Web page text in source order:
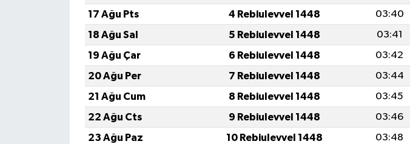
17 Ağu Pts
4 Rebiulevvel 1448 03:40
18 Ağu Sal
5 Rebiulevvel 1448 03:41
19 Ağu Çar
6 Rebiulevvel 1448 03:42
20 Ağu Per
7 Rebiulevvel 1448 03:44
21 Ağu Cum
8 Rebiulevvel 1448 03:45
22 Ağu Cts
9 Rebiulevvel 1448 03:46
23 Ağu Paz
10 Rebiulevvel 1448 03:48